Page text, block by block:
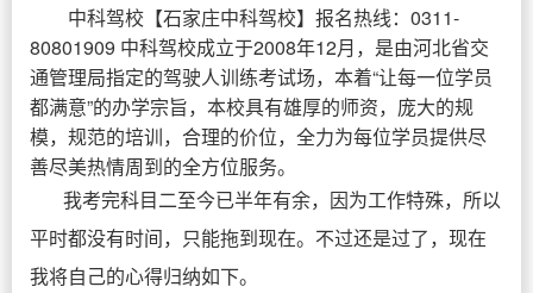
中科驾校 【石家庄中科驾校】报名热线：0311-
80801909 中科驾校成立于2008年12月，是由河北省交
通管理局指定的驾驶人训练考试场，本着“让每一位学员
都满意”的办学宗旨，本校具有雄厚的师资，庞大的规
模，规范的培训，合理的价位，全力为每位学员提供尽
善尽美热情周到的全方位服务。
我考完科目二至今已半年有余，因为工作特殊，所以
平时都没有时间，只能拖到现在。不过还是过了，现在
我将自己的心得归纳如下。